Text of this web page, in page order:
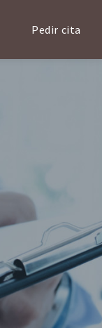
Pedir cita